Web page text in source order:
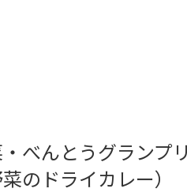
べんとうグランプ
のドライカレー）